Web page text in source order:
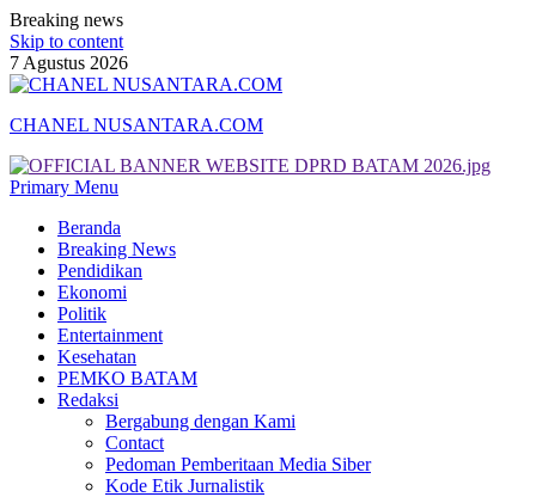
Breaking news
Skip to content
7 Agustus 2026
CHANEL NUSANTARA.COM
Primary Menu
Beranda
Breaking News
Pendidikan
Ekonomi
Politik
Entertainment
Kesehatan
PEMKO BATAM
Redaksi
Bergabung dengan Kami
Contact
Pedoman Pemberitaan Media Siber
Kode Etik Jurnalistik